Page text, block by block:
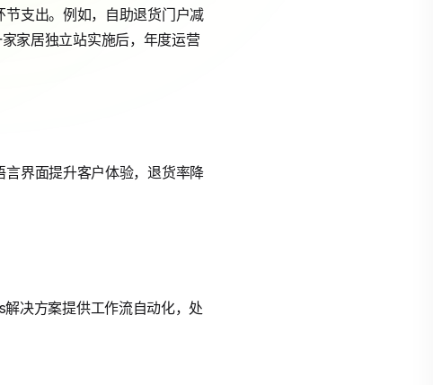
支出。例如，自助退货门户减
家居独立站实施后，年度运营
界面提升客户体验，退货率降
决方案提供工作流自动化，处